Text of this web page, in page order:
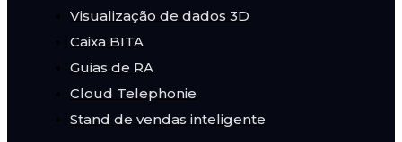
Visualização de dados 3D
Caixa BITA
Guias de RA
Cloud Telephonie
Stand de vendas inteligente